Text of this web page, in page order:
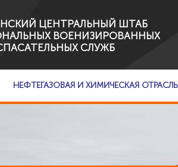
ЦЕНТРАЛЬНЫЙ ШТАБ
ВОЕНИЗИРОВАННЫХ
СЛУЖБ
НЕФТЕГАЗОВАЯ И ХИМИЧЕСКАЯ ОТРАСЛЬ